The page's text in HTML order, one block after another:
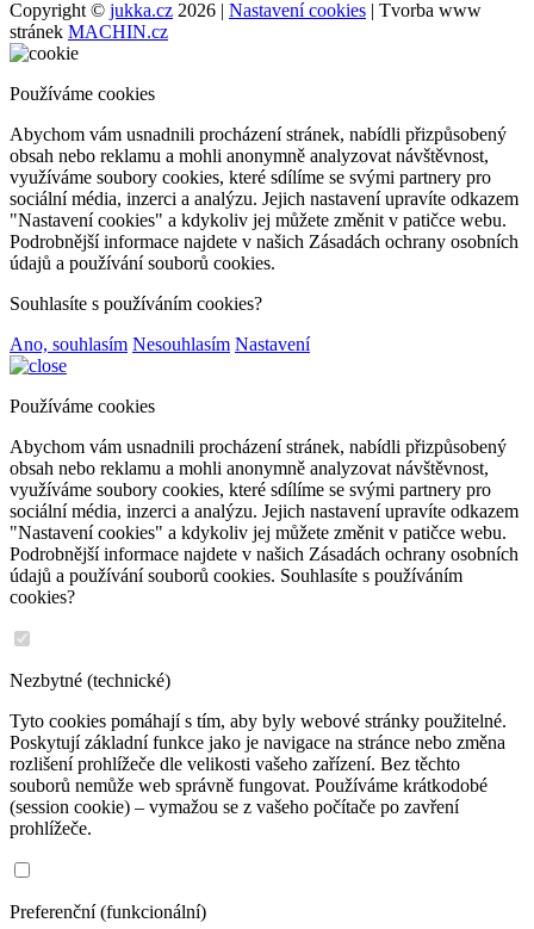
Copyright © jukka.cz 2026 | Nastavení cookies | Tvorba www
stránek MACHIN.cz
Používáme cookies
Abychom vám usnadnili procházení stránek, nabídli přizpůsobený
obsah nebo reklamu a mohli anonymně analyzovat návštěvnost,
využíváme soubory cookies, které sdílíme se svými partnery pro
sociální média, inzerci a analýzu. Jejich nastavení upravíte odkazem
"Nastavení cookies" a kdykoliv jej můžete změnit v patičce webu.
Podrobnější informace najdete v našich Zásadách ochrany osobních
údajů a používání souborů cookies.
Souhlasíte s používáním cookies?
Ano, souhlasím Nesouhlasím Nastavení
Používáme cookies
Abychom vám usnadnili procházení stránek, nabídli přizpůsobený
obsah nebo reklamu a mohli anonymně analyzovat návštěvnost,
využíváme soubory cookies, které sdílíme se svými partnery pro
sociální média, inzerci a analýzu. Jejich nastavení upravíte odkazem
"Nastavení cookies" a kdykoliv jej můžete změnit v patičce webu.
Podrobnější informace najdete v našich Zásadách ochrany osobních
údajů a používání souborů cookies. Souhlasíte s používáním
cookies?
Nezbytné (technické)
Tyto cookies pomáhají s tím, aby byly webové stránky použitelné.
Poskytují základní funkce jako je navigace na stránce nebo změna
rozlišení prohlížeče dle velikosti vašeho zařízení. Bez těchto
souborů nemůže web správně fungovat. Používáme krátkodobé
(session cookie) – vymažou se z vašeho počítače po zavření
prohlížeče.
Preferenční (funkcionální)